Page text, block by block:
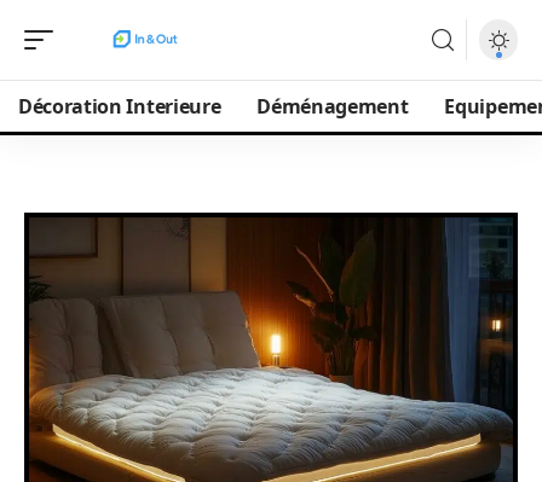
Décoration Interieure Déménagement